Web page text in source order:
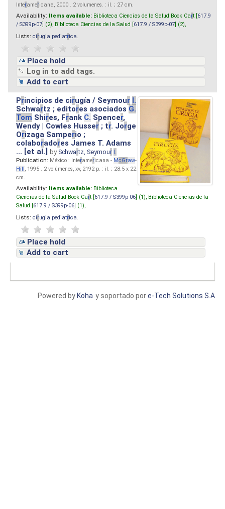
Interamericana, 2000 . 2 volumenes. : il. ; 27 cm.
Availability: Items available: Biblioteca Ciencias de la Salud Book Cart [ 617.9
/ S399p-07 ] (2), Biblioteca Ciencias de la Salud [ 617.9 / S399p-07 ] (2),
Lists: cirugia pediatrica
Place hold
Log in to add tags.
Add to cart
Principios de cirugía / Seymour I.
Schwartz ; editores asociados G.
Tom Shires, Frank C. Spencer,
Wendy | Cowles Husser ; tr. Jorge
Orizaga Samperio ;
colaboradores James T. Adams
... [et al.]by Schwartz, Seymour I.
Publication: México : Interamericana - McGraw-
Hill, 1995 . 2 volúmenes, xv, 2192 p. : il. ; 28.5 x 22
cm.
Availability: Items available: Biblioteca
Ciencias de la Salud Book Cart [ 617.9 / S399p-06 ] (1), Biblioteca Ciencias de la
Salud [ 617.9 / S399p-06 ] (1),
Lists: cirugia pediatrica
Place hold
Add to cart
y soportado pore-Tech Solutions S.A
Powered by Koha